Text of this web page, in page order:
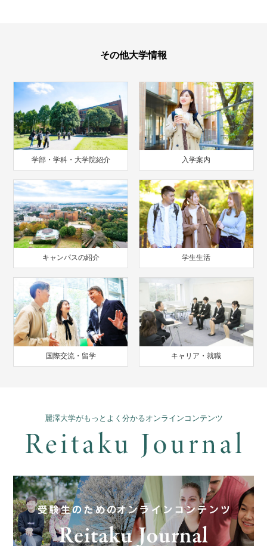
その他大学情報
学部・学科・大学院紹介 入学案内
キャンパスの紹介 学生生活
国際交流・留学 キャリア・就職
麗澤大学がもっとよく分かるオンラインコンテンツ